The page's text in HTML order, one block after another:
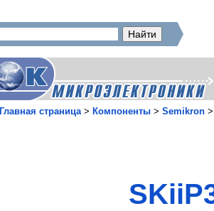
Главная страница> Компоненты > Semikron